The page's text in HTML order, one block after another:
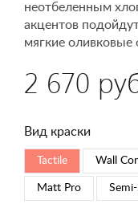
неотбеленным
акцентов
мягкие оливковые
2 670
Вид краски
Tactile Wall
Matt Pro